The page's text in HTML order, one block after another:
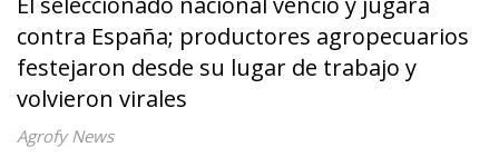
contra España; productores agropecuarios
festejaron desde su lugar de trabajo y
volvieron virales
Agrofy News